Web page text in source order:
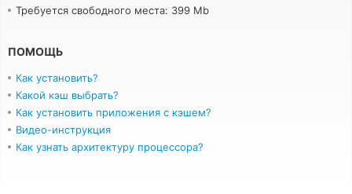
Требуется свободного места: 399 Mb
ПОМОЩЬ
Как установить?
Какой кэш выбрать?
Как установить приложения с кэшем?
Видео-инструкция
Как узнать архитектуру процессора?